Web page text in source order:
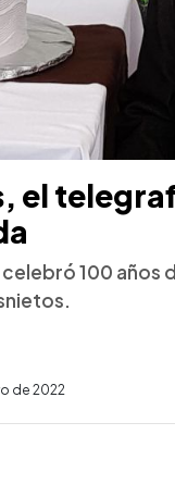
el
100 años
de 2022